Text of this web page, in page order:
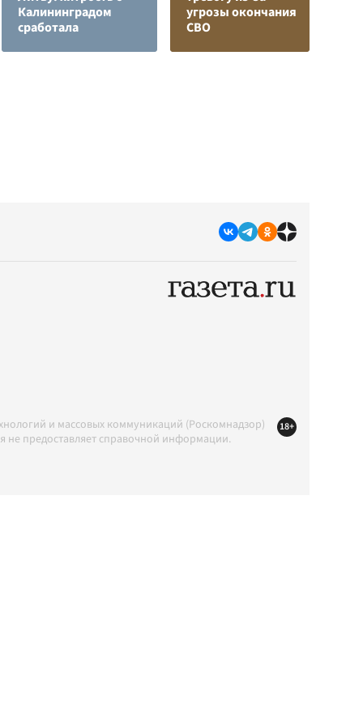
Калининградом
сработала
угрозы окончания
СВО
и массовых коммуникаций (Роскомнадзор)
не предоставляет справочной информации.
18+